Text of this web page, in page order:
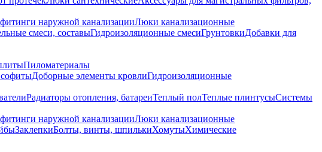
наружной канализацииЛюки канализационные
смеси, составыГидроизоляционные смесиГрунтовкиДобавки для
Пиломатериалы
Доборные элементы кровлиГидроизоляционные
Радиаторы отопления, батареиТеплый полТеплые плинтусыСистемы
наружной канализацииЛюки канализационные
ЗаклепкиБолты, винты, шпилькиХомутыХимические